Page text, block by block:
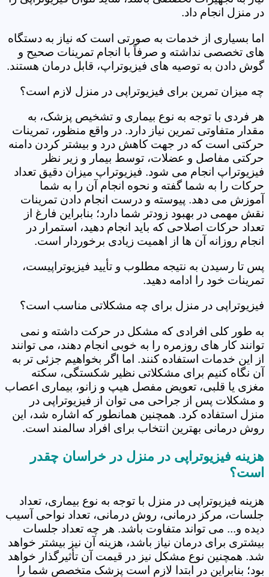
در منزل انجام داد.
اما بسیاری از خدمات به صورتی است که نیاز به دستگاه
های تخصصی نداشته و صرفاً با انجام تمرینات صحیح و
گوش دادن به توصیه های فیزیوتراپ، قابل درمان هستند.
چه میزان تمرین برای فیزیوتراپی در منزل لازم است؟
هر فردی با توجه به نوع بیماری و تشخیص پزشک، به
مقدار متفاوتی تمرین نیاز دارد. در واقع منظور، تمرینات
حرکتی است که در جهت کاهش درد و بیشتر کردن دامنه
حرکتی مفاصل و عضلات، توسط بیمار و زیر نظر
فیزیوتراپ انجام می شود. فیزیوتراپ میزان دقیق تعداد
حرکات را به شما گفته و نحوه انجام آن را به شما
آموزش می دهد. پیوسته و درست انجام دادن تمرینات
نقش مهمی در بهبود زودتر شما دارد؛ بنابراین فارغ از
تعداد حرکات اصلاحی که باید انجام دهید، استمرار در
انجام روزانه آن ها از اهمیت زیادی برخوردار است.
پس تا رسیدن به نتیجه مطلوب و تأیید فیزیوتراپیست،
تمرینات خود را ادامه دهید.
فیزیوتراپی در منزل برای چه مشکلاتی مناسب است؟
به طور کلی افرادی که مشکل در حرکت داشته و نمی
توانند کار های روزمره را به خوبی انجام دهند، می توانند
از این خدمات استفاده کنند. اما اگر بخواهیم جزئی تر به
آن نگاه کنیم برای مشکلاتی نظیر شکستگی، سکته
مغزی یا قلبی، تعویض مفصل هیپ و زانو، بیماری اعصاب
و مشکلات پس از جراحی می توان از فیزیوتراپی در
منزل استفاده کرد. همچنین همانطور که اشاره شد، این
روش درمانی بهترین انتخاب برای افراد سالمند است.
هزینه فیزیوتراپی در منزل در خراسان چقدر
است؟
هزینه فیزیوتراپی در منزل با توجه به نوع بیماری، تعداد
جلسات، مرکز درمانی، روش درمانی، تعداد نواحی آسیب
دیده و... می تواند متفاوت باشد. هر چه تعداد جلسات
بیشتری برای درمان نیاز باشد، هزینه آن نیز بیشتر خواهد
شد. همچنین نوع مشکل نیز در قیمت آن تأثیرگذار خواهد
بود؛ بنابراین در ابتدا لازم است پزشک متخصص شما را